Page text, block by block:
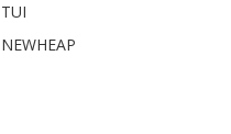
TUI
NEWHEAP